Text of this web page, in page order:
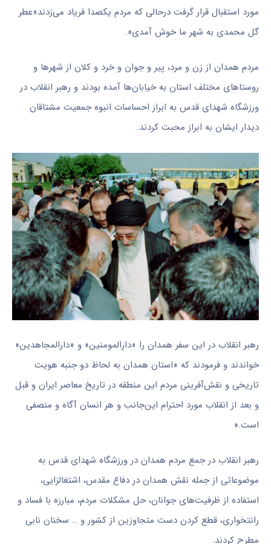
مورد استقبال قرار گرفت درحالی که مردم یکصدا فریاد می‌زدند«عطر
گل محمدی به شهر ما خوش آمدی».
مردم همدان از زن و مرد، پیر و جوان و خرد و کلان از شهرها و
روستاهای مختلف استان به خیابان‌ها آمده بودند و رهبر انقلاب در
ورزشگاه شهدای قدس به ابراز احساسات انبوه جمعیت مشتاقان
دیدار ایشان به ابراز محبت کردند.
رهبر انقلاب در این سفر همدان را «دارالمومنین» و «دارالمجاهدین»
خواندند و فرمودند که «استان همدان به لحاظ دو جنبه‌ هویت
تاریخی و نقش‌آفرینی مردم این منطقه در تاریخ معاصر ایران و قبل
و بعد از انقلاب مورد احترام این‌جانب و هر انسان آگاه و منصفی
است.»
رهبر انقلاب در جمع مردم همدان در ورزشگاه شهدای قدس به
موضوعاتی از جمله نقش همدان در دفاع مقدس، اشتغالزایی،
استفاده از ظرفیت‌های جوانان، حل مشکلات مردم، مبارزه با فساد و
رانتخواری، قطع کردن دست متجاوزین از کشور و … سخنان نابی
مطرح کردند.